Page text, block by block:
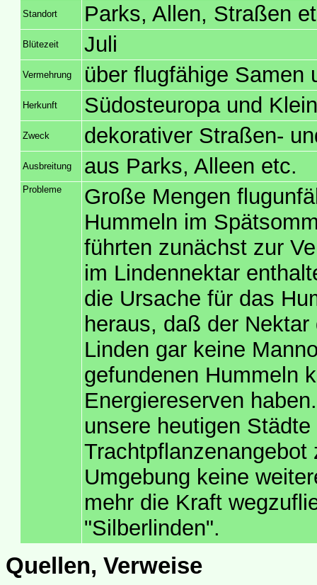
Standort Parks, Allen, Straßen
Blütezeit Juli
Vermehrung über flugfähige Samen
Herkunft Südosteuropa und
Zweck dekorativer Straßen-
Ausbreitung aus Parks, Alleen etc.
Probleme
Große Mengen
Hummeln im
führten zunächst zur
im Lindennektar
die Ursache für das
heraus, daß der
Linden gar keine
gefundenen Hummeln
Energiereserven
unsere heutigen
Umgebung keine
mehr die Kraft
"Silberlinden".
Quellen, Verweise